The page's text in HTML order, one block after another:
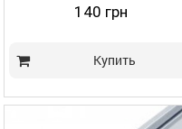
140 грн
Купить